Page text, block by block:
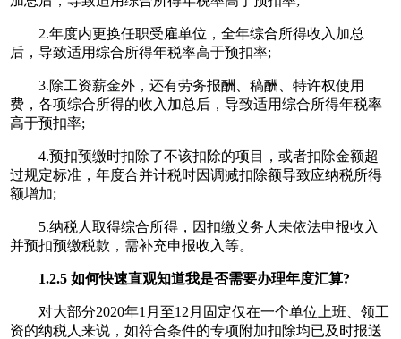
2.年度内更换任职受雇单位，全年综合所得收入加总
后，导致适用综合所得年税率高于预扣率;
3.除工资薪金外，还有劳务报酬、稿酬、特许权使用
费，各项综合所得的收入加总后，导致适用综合所得年税率
高于预扣率;
4.预扣预缴时扣除了不该扣除的项目，或者扣除金额超
过规定标准，年度合并计税时因调减扣除额导致应纳税所得
额增加;
5.纳税人取得综合所得，因扣缴义务人未依法申报收入
并预扣预缴税款，需补充申报收入等。
1.2.5 如何快速直观知道我是否需要办理年度汇算?
对大部分2020年1月至12月固定仅在一个单位上班、领工
资的纳税人来说，如符合条件的专项附加扣除均已及时报送